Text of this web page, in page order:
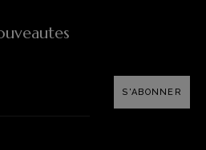
S'ABONNER